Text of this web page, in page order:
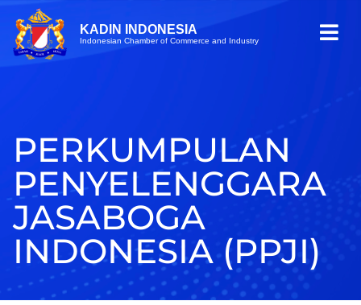
KADIN INDONESIA
Indonesian Chamber of Commerce and Industry
PERKUMPULAN
PENYELENGGARA
JASABOGA
INDONESIA (PPJI)